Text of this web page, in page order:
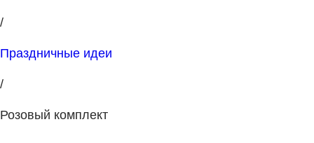
/
Праздничные идеи
/
Розовый комплект